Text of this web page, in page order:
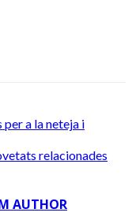
a la neteja i
relacionades
AUTHOR